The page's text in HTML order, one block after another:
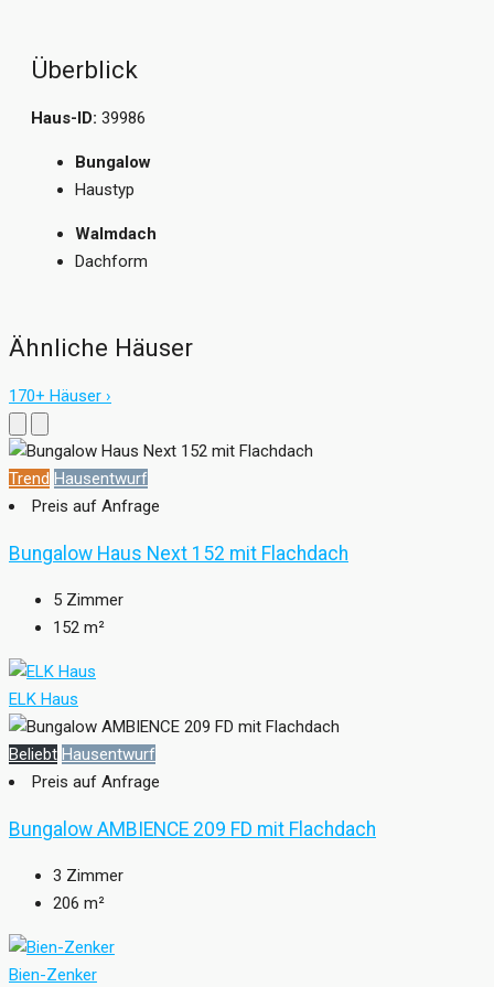
Überblick
Haus-ID: 39986
Bungalow
Haustyp
Walmdach
Dachform
Ähnliche Häuser
170+ Häuser ›
Trend Hausentwurf
Preis auf Anfrage
Bungalow Haus Next 152 mit Flachdach
5 Zimmer
152 m²
ELK Haus
Beliebt Hausentwurf
Preis auf Anfrage
Bungalow AMBIENCE 209 FD mit Flachdach
3 Zimmer
206 m²
Bien-Zenker